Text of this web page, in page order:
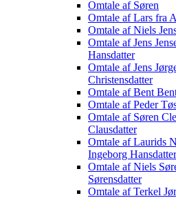
Omtale af Søren
Omtale af Lars fra
Omtale af Niels
Omtale af Jens
Hansdatter
Omtale af Jens
Christensdatter
Omtale af Bent
Omtale af Peder
Omtale af Søren
Clausdatter
Omtale af Laurids
Ingeborg Hansdatter
Omtale af Niels
Sørensdatter
Omtale af Terkel